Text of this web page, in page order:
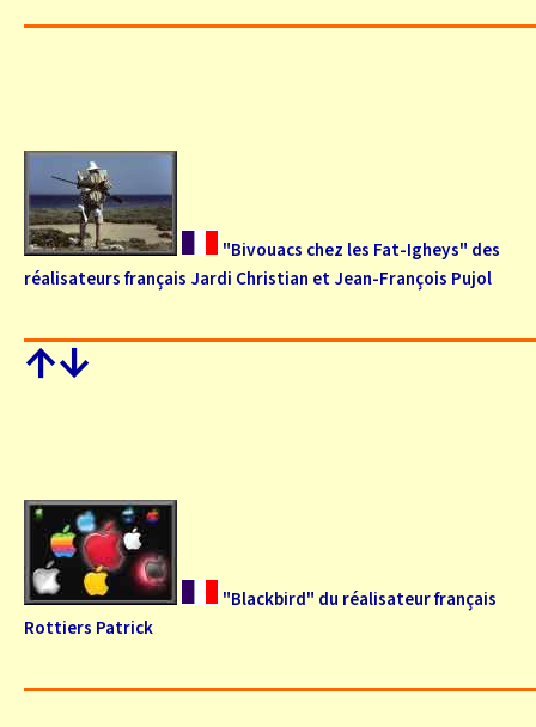
"Bivouacs chez les Fat-Igheys" des
réalisateurs français Jardi Christian et Jean-François Pujol
↑↓
"Blackbird" du réalisateur français
Rottiers Patrick